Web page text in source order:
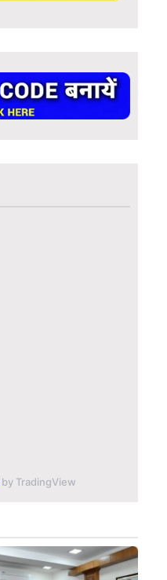
by TradingView